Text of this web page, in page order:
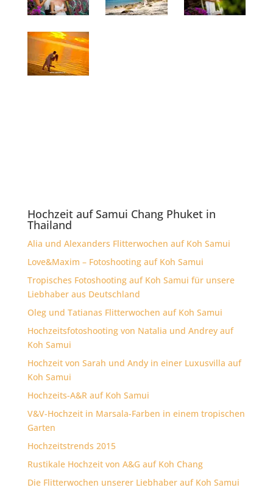
Hochzeit auf Samui Chang Phuket in
Thailand
Alia und Alexanders Flitterwochen auf Koh Samui
Love&Maxim – Fotoshooting auf Koh Samui
Tropisches Fotoshooting auf Koh Samui für unsere
Liebhaber aus Deutschland
Oleg und Tatianas Flitterwochen auf Koh Samui
Hochzeitsfotoshooting von Natalia und Andrey auf
Koh Samui
Hochzeit von Sarah und Andy in einer Luxusvilla auf
Koh Samui
Hochzeits-A&R auf Koh Samui
V&V-Hochzeit in Marsala-Farben in einem tropischen
Garten
Hochzeitstrends 2015
Rustikale Hochzeit von A&G auf Koh Chang
Die Flitterwochen unserer Liebhaber auf Koh Samui